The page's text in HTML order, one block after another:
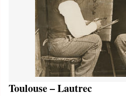
Toulouse – Lautrec